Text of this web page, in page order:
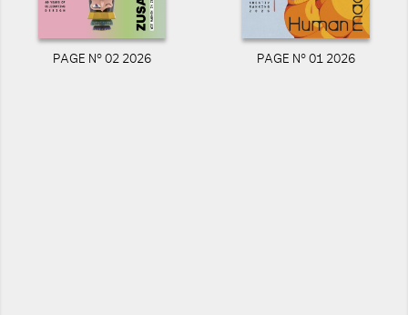
PAGE N° 02 2026 PAGE N° 01 2026